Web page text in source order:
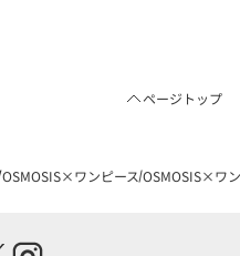
ページトップ
OSMOSIS×ワンピース OSMOSIS×ワ